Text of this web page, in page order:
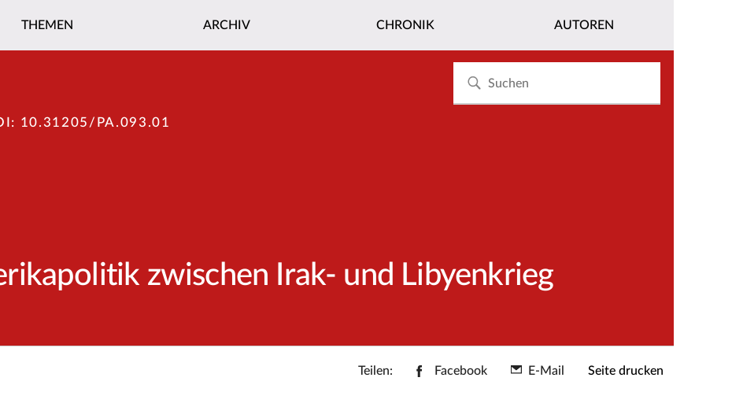
THEMEN ARCHIV CHRONIK AUTOREN
10.31205/PA.093.01
zwischen Irak- und Libyenkrieg
Teilen: Facebook E-Mail Seite drucken